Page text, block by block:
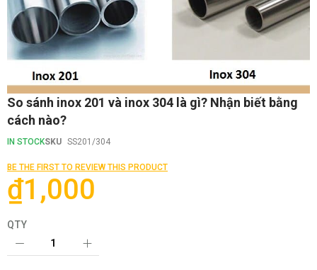
Skip
the
of
images
gallery
So sánh inox 201 và inox 304 là gì? Nhận biết bằng
cách nào?
IN STOCKSKU SS201/304
BE THE FIRST TO REVIEW THIS PRODUCT
₫1,000
QTY